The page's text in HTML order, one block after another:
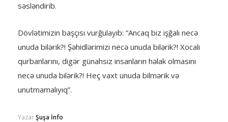
səsləndirib.
Dövlətimizin başçısı vurğulayıb: “Ancaq biz işğalı necə
unuda bilərik?! Şəhidlərimizi necə unuda bilərik?! Xocalı
qurbanlarını, digər günahsız insanların həlak olmasını
necə unuda bilərik?! Heç vaxt unuda bilmərik və
unutmamalıyıq”.
YazarŞuşa İnfo